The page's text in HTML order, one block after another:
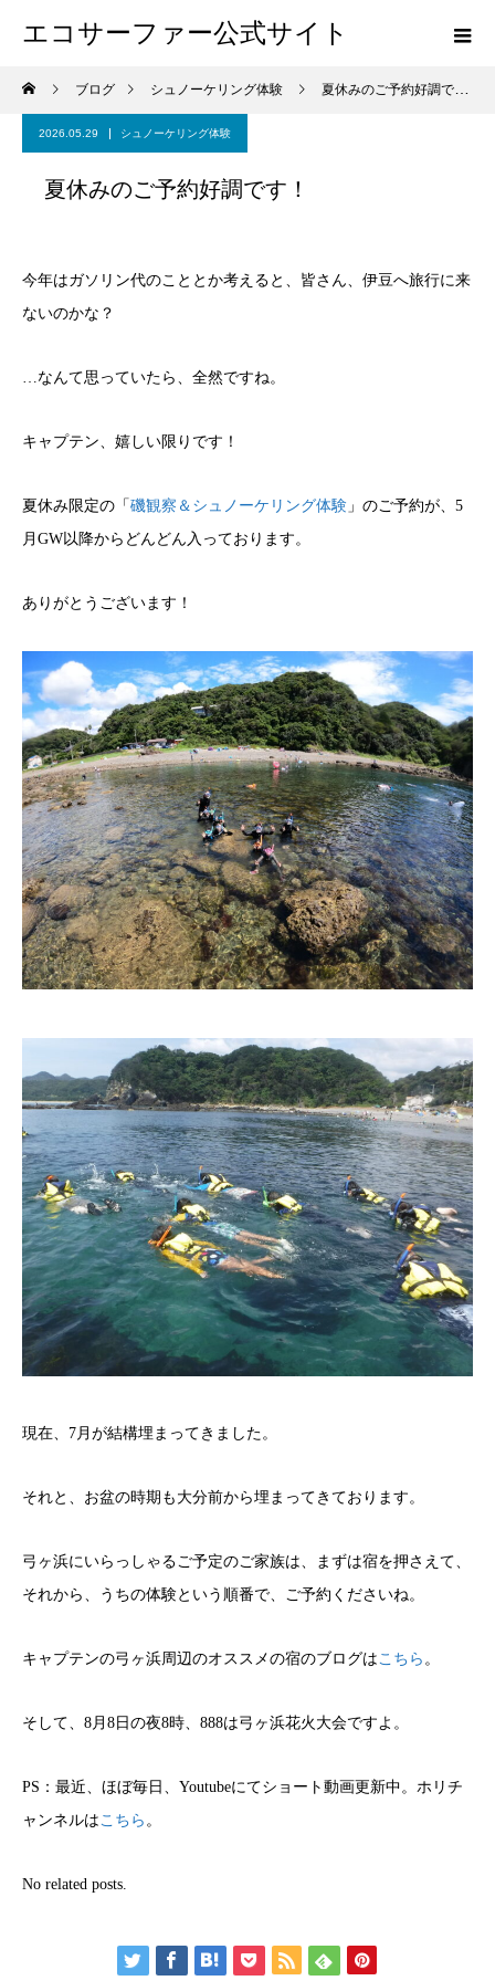
エコサーファー公式サイト
ブログ シュノーケリング体験 夏休みのご予約好調です！
2026.05.29 シュノーケリング体験
夏休みのご予約好調です！
今年はガソリン代のこととか考えると、皆さん、伊豆へ旅行に来
ないのかな？
…なんて思っていたら、全然ですね。
キャプテン、嬉しい限りです！
夏休み限定の「 磯観察＆シュノーケリング体験 」のご予約が、5
月GW以降からどんどん入っております。
ありがとうございます！
現在、7月が結構埋まってきました。
それと、お盆の時期も大分前から埋まってきております。
弓ヶ浜にいらっしゃるご予定のご家族は、まずは宿を押さえて、
それから、うちの体験という順番で、ご予約くださいね。
キャプテンの弓ヶ浜周辺のオススメの宿のブログはこちら 。
そして、8月8日の夜8時、888は弓ヶ浜花火大会ですよ。
PS：最近、ほぼ毎日、Youtubeにてショート動画更新中。ホリチ
ャンネルはこちら 。
No related posts.